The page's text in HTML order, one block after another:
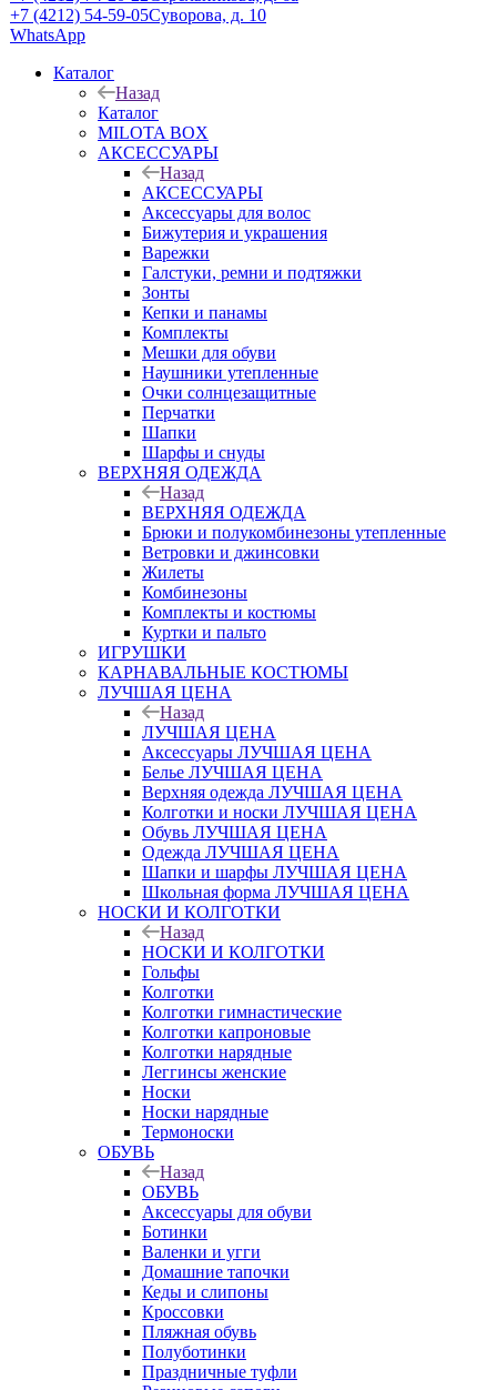
+7 (4212) 54-59-05Суворова, д. 10
WhatsApp
Каталог
Назад
Каталог
MILOTA BOX
АКСЕССУАРЫ
Назад
АКСЕССУАРЫ
Аксессуары для волос
Бижутерия и украшения
Варежки
Галстуки, ремни и подтяжки
Зонты
Кепки и панамы
Комплекты
Мешки для обуви
Наушники утепленные
Очки солнцезащитные
Перчатки
Шапки
Шарфы и снуды
ВЕРХНЯЯ ОДЕЖДА
Назад
ВЕРХНЯЯ ОДЕЖДА
Брюки и полукомбинезоны утепленные
Ветровки и джинсовки
Жилеты
Комбинезоны
Комплекты и костюмы
Куртки и пальто
ИГРУШКИ
КАРНАВАЛЬНЫЕ КОСТЮМЫ
ЛУЧШАЯ ЦЕНА
Назад
ЛУЧШАЯ ЦЕНА
Аксессуары ЛУЧШАЯ ЦЕНА
Белье ЛУЧШАЯ ЦЕНА
Верхняя одежда ЛУЧШАЯ ЦЕНА
Колготки и носки ЛУЧШАЯ ЦЕНА
Обувь ЛУЧШАЯ ЦЕНА
Одежда ЛУЧШАЯ ЦЕНА
Шапки и шарфы ЛУЧШАЯ ЦЕНА
Школьная форма ЛУЧШАЯ ЦЕНА
НОСКИ И КОЛГОТКИ
Назад
НОСКИ И КОЛГОТКИ
Гольфы
Колготки
Колготки гимнастические
Колготки капроновые
Колготки нарядные
Леггинсы женские
Носки
Носки нарядные
Термоноски
ОБУВЬ
Назад
ОБУВЬ
Аксессуары для обуви
Ботинки
Валенки и угги
Домашние тапочки
Кеды и слипоны
Кроссовки
Пляжная обувь
Полуботинки
Праздничные туфли